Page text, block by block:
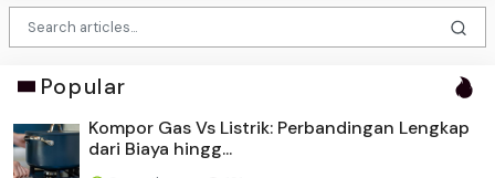
Popular
Kompor Gas Vs Listrik: Perbandingan Lengkap
dari Biaya hingg...